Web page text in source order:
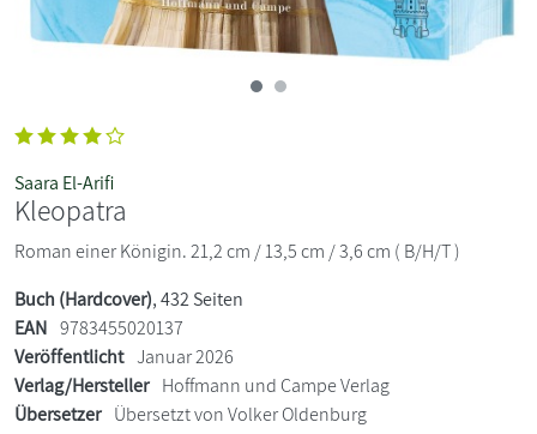
Saara El-Arifi
Kleopatra
Roman einer Königin. 21,2 cm / 13,5 cm / 3,6 cm ( B/H/T )
Buch (Hardcover), 432 Seiten
EAN 9783455020137
Veröffentlicht Januar 2026
Verlag/Hersteller Hoffmann und Campe Verlag
Übersetzer Übersetzt von Volker Oldenburg